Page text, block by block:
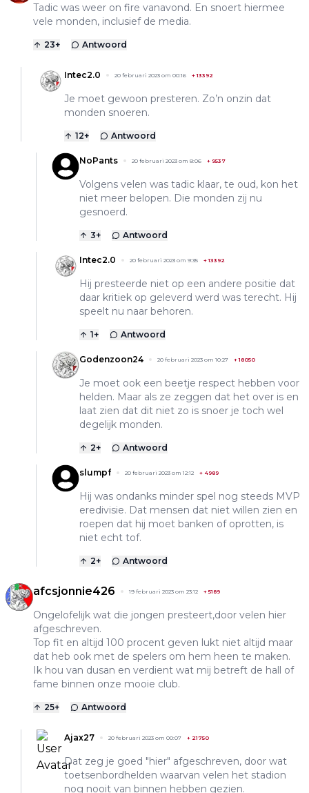
Tadic was weer on fire vanavond. En snoert hiermee
vele monden, inclusief de media.
23+ Antwoord
Intec2.0 20 februari 2023 om 00:16 +13392
Je moet gewoon presteren. Zo’n onzin dat
monden snoeren.
12+ Antwoord
NoPants 20 februari 2023 om 8:06 + 9537
Volgens velen was tadic klaar, te oud, kon het
niet meer belopen. Die monden zij nu
gesnoerd.
3+ Antwoord
Intec2.0 20 februari 2023 om 9:35 +13392
Hij presteerde niet op een andere positie dat
daar kritiek op geleverd werd was terecht. Hij
speelt nu naar behoren.
1+ Antwoord
Godenzoon24 20 februari 2023 om 10:27 +18050
Je moet ook een beetje respect hebben voor
helden. Maar als ze zeggen dat het over is en
laat zien dat dit niet zo is snoer je toch wel
degelijk monden.
2+ Antwoord
slumpf 20 februari 2023 om 12:12 + 4989
Hij was ondanks minder spel nog steeds MVP
eredivisie. Dat mensen dat niet willen zien en
roepen dat hij moet banken of oprotten, is
niet echt tof.
2+ Antwoord
afcsjonnie426 19 februari 2023 om 23:12 + 5189
Ongelofelijk wat die jongen presteert,door velen hier
afgeschreven.
Top fit en altijd 100 procent geven lukt niet altijd maar
dat heb ook met de spelers om hem heen te maken.
Ik hou van dusan en verdient wat mij betreft de hall of
fame binnen onze mooie club.
25+ Antwoord
Ajax27 20 februari 2023 om 00:07 + 21750
Dat zeg je goed "hier" afgeschreven, door wat
toetsenbordhelden waarvan velen het stadion
nog nooit van binnen hebben gezien.